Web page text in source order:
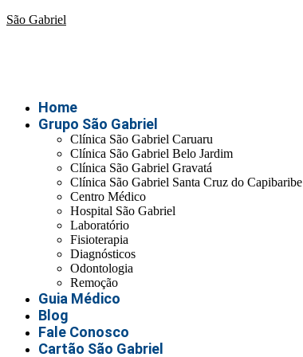
São Gabriel
Home
Grupo São Gabriel
Clínica São Gabriel Caruaru
Clínica São Gabriel Belo Jardim
Clínica São Gabriel Gravatá
Clínica São Gabriel Santa Cruz do Capibaribe
Centro Médico
Hospital São Gabriel
Laboratório
Fisioterapia
Diagnósticos
Odontologia
Remoção
Guia Médico
Blog
Fale Conosco
Cartão São Gabriel